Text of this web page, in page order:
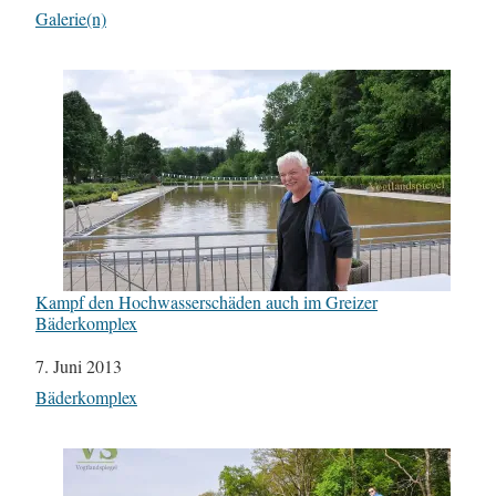
In Bezug auf
Galerie(n)
Kampf den Hochwasserschäden auch im Greizer
Bäderkomplex
Datum
7. Juni 2013
In Bezug auf
Bäderkomplex